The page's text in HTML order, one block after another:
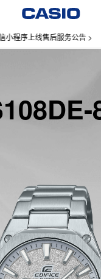
程序上线售后服务公告 >